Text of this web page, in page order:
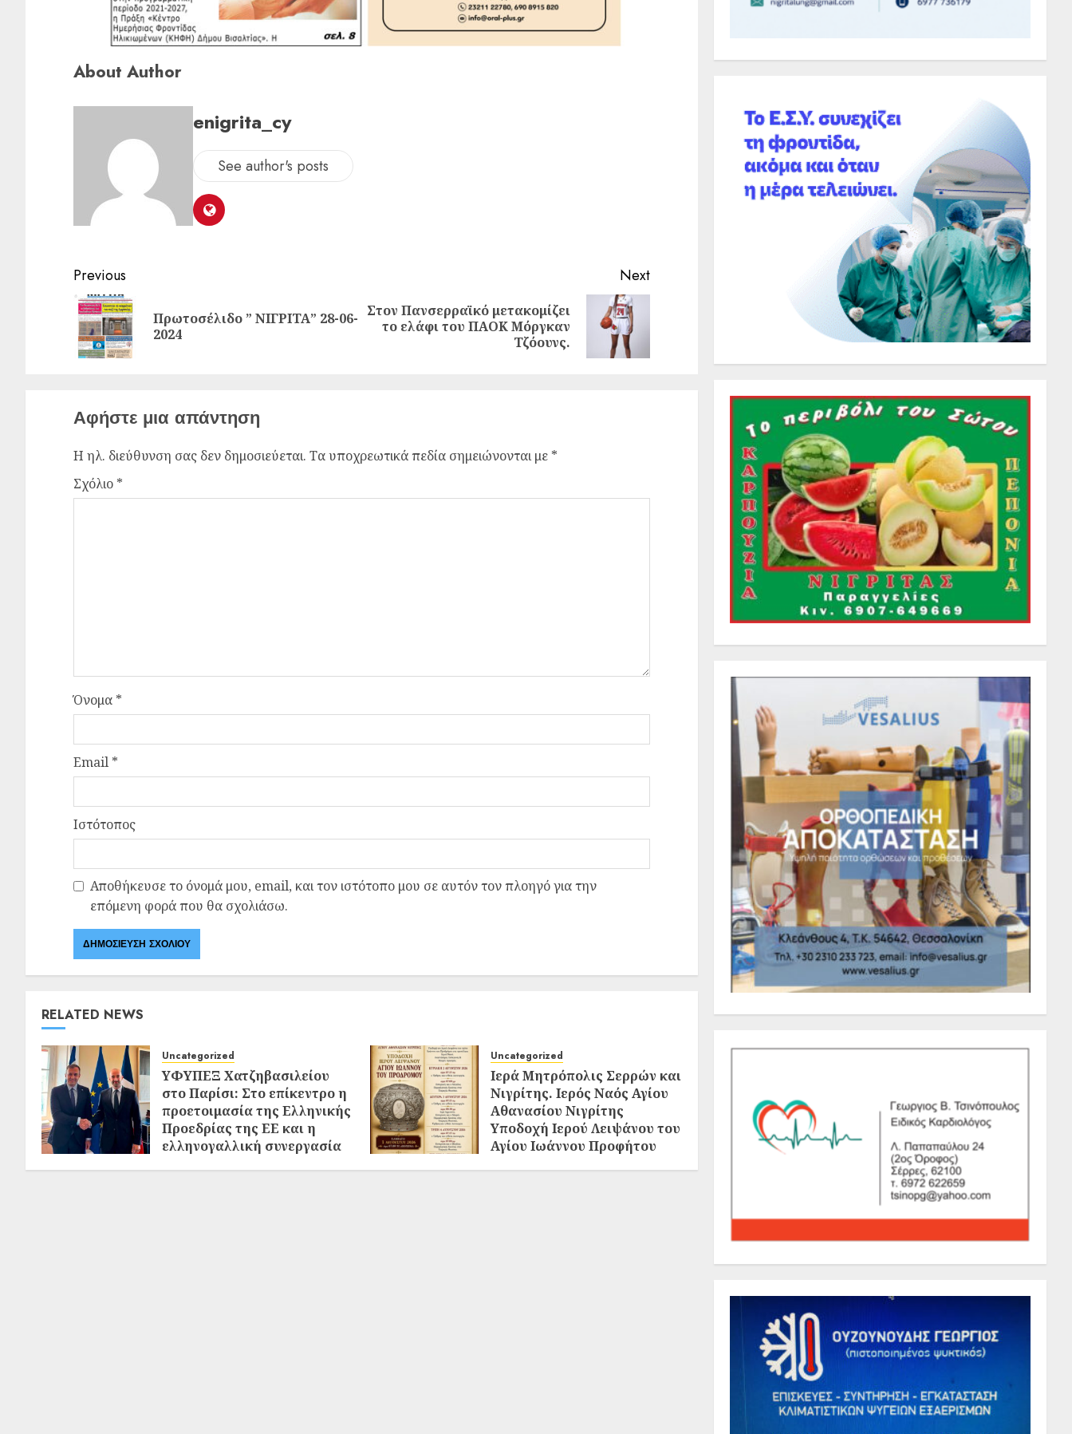
About Author
enigrita_cy
See author's posts
Previous
Πρωτοσέλιδο ” ΝΙΓΡΙΤΑ” 28-06-
2024
Next
Στον Πανσερραϊκό μετακομίζει
το ελάφι του ΠΑΟΚ Μόργκαν
Τζόουνς.
Αφήστε μια απάντηση
Η ηλ. διεύθυνση σας δεν δημοσιεύεται. Τα υποχρεωτικά πεδία σημειώνονται με *
Σχόλιο *
Όνομα *
Email *
Ιστότοπος
Αποθήκευσε το όνομά μου, email, και τον ιστότοπο μου σε αυτόν τον πλοηγό για την
επόμενη φορά που θα σχολιάσω.
RELATED NEWS
Uncategorized
ΥΦΥΠΕΞ Χατζηβασιλείου
στο Παρίσι: Στο επίκεντρο η
προετοιμασία της Ελληνικής
Προεδρίας της ΕΕ και η
ελληνογαλλική συνεργασία
Uncategorized
Ιερά Μητρόπολις Σερρών και
Νιγρίτης. Ιερός Ναός Αγίου
Αθανασίου Νιγρίτης
Υποδοχή Ιερού Λειψάνου του
Αγίου Ιωάννου Προφήτου